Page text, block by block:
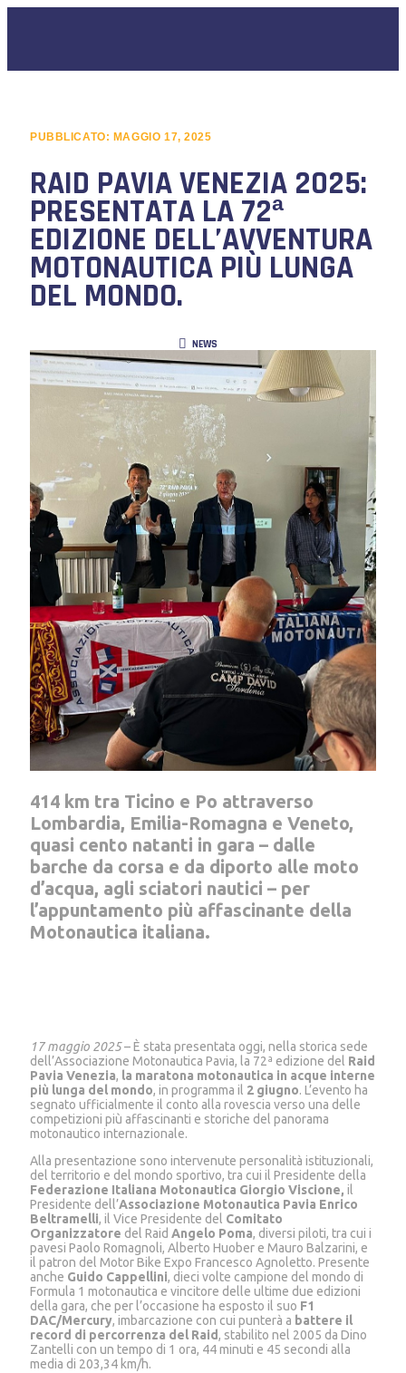
PUBBLICATO: MAGGIO 17, 2025
RAID PAVIA VENEZIA 2025:
PRESENTATA LA 72ª
EDIZIONE DELL’AVVENTURA
MOTONAUTICA PIÙ LUNGA
DEL MONDO.
NEWS
414 km tra Ticino e Po attraverso
Lombardia, Emilia-Romagna e Veneto,
quasi cento natanti in gara – dalle
barche da corsa e da diporto alle moto
d’acqua, agli sciatori nautici – per
l’appuntamento più affascinante della
Motonautica italiana.
17 maggio 2025– È stata presentata oggi, nella storica sede
dell’Associazione Motonautica Pavia, la 72ª edizione del Raid
Pavia Venezia, la maratona motonautica in acque interne
più lunga del mondo, in programma il 2 giugno. L’evento ha
segnato ufficialmente il conto alla rovescia verso una delle
competizioni più affascinanti e storiche del panorama
motonautico internazionale.
Alla presentazione sono intervenute personalità istituzionali,
del territorio e del mondo sportivo, tra cui il Presidente della
Federazione Italiana Motonautica Giorgio Viscione, il
Presidente dell’Associazione Motonautica Pavia Enrico
Beltramelli, il Vice Presidente del Comitato
Organizzatore del Raid Angelo Poma, diversi piloti, tra cui i
pavesi Paolo Romagnoli, Alberto Huober e Mauro Balzarini, e
il patron del Motor Bike Expo Francesco Agnoletto. Presente
anche Guido Cappellini, dieci volte campione del mondo di
Formula 1 motonautica e vincitore delle ultime due edizioni
della gara, che per l’occasione ha esposto il suo F1
DAC/Mercury, imbarcazione con cui punterà a battere il
record di percorrenza del Raid, stabilito nel 2005 da Dino
Zantelli con un tempo di 1 ora, 44 minuti e 45 secondi alla
media di 203,34 km/h.